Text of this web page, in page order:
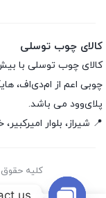
کالای چوب توسلی
چوبی اعم از ام‌دی‌اف،
پلای‌وود می باشد.
📍 شیراز، بلوار
کلیه
us